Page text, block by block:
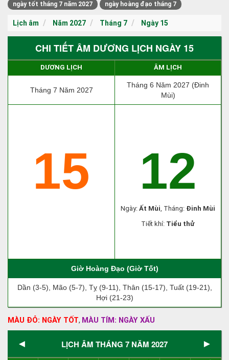
ngày tốt tháng 7 năm 2027
ngày hoàng đạo tháng 7
Lịch âm Năm 2027 Tháng 7 Ngày 15
CHI TIẾT ÂM DƯƠNG LỊCH NGÀY 15
DƯƠNG LỊCH ÂM LỊCH
Tháng 7 Năm 2027
Tháng 6 Năm 2027 (Đinh
Mùi)
15 12
Ngày: Ất Mùi, Tháng: Đinh Mùi
Tiết khí: Tiểu thử
Giờ Hoàng Đạo (Giờ Tốt)
Dần (3-5), Mão (5-7), Tỵ (9-11), Thân (15-17), Tuất (19-21),
Hợi (21-23)
MÀU ĐỎ: NGÀY TỐT, MÀU TÍM: NGÀY XẤU
◄ LỊCH ÂM THÁNG 7 NĂM 2027 ►